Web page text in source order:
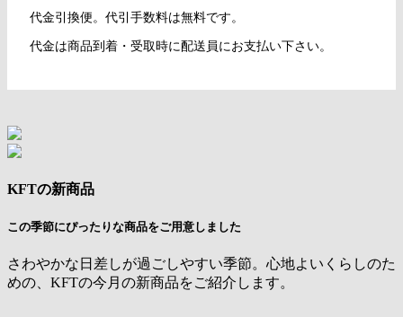
代金引換便。代引手数料は無料です。
代金は商品到着・受取時に配送員にお支払い下さい。
KFTの新商品
この季節にぴったりな商品をご用意しました
さわやかな日差しが過ごしやすい季節。心地よいくらしのた
めの、KFTの今月の新商品をご紹介します。